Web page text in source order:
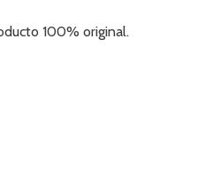
100% original.